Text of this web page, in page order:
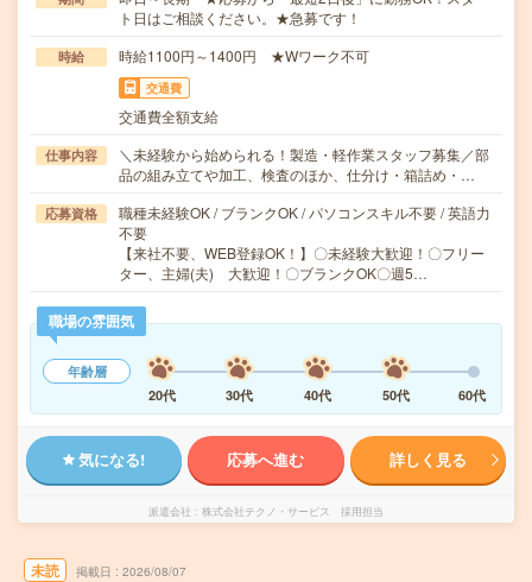
ト日はご相談ください。★急募です！
時給 時給1100円～1400円 ★Wワーク不可
交通費
交通費全額支給
仕事内容
＼未経験から始められる！製造・軽作業スタッフ募集／部
品の組み立てや加工、検査のほか、仕分け・箱詰め・…
応募資格
職種未経験OK / ブランクOK / パソコンスキル不要 / 英語力
不要
【来社不要、WEB登録OK！】〇未経験大歓迎！〇フリー
ター、主婦(夫) 大歓迎！〇ブランクOK〇週5…
職場の雰囲気
年齢層
20代
30代 40代 50代 60代
気になる! 応募へ進む 詳しく見る
派遣会社 株式会社テクノ・サービス 採用担当
未読 掲載日 2026/08/07